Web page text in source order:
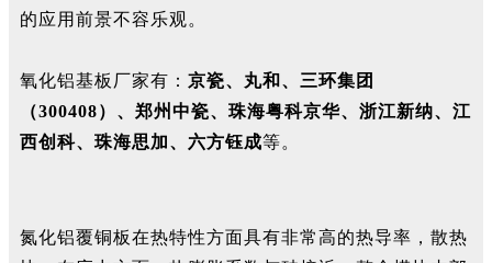
的应用前景不容乐观。
氧化铝基板厂家有： 京瓷、丸和、三环集团
（300408）、郑州中瓷、珠海粤科京华、浙江新纳、江
西创科、珠海思加、六方钰成等。
氮化铝覆铜板在热特性方面具有非常高的热导率，散热